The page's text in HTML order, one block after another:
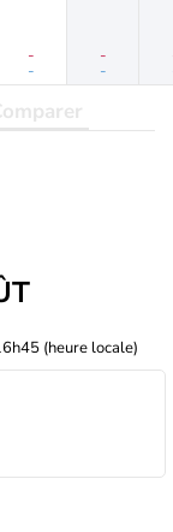
-
-
-
-
(heure locale)